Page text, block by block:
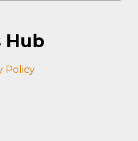
Hub
Policy